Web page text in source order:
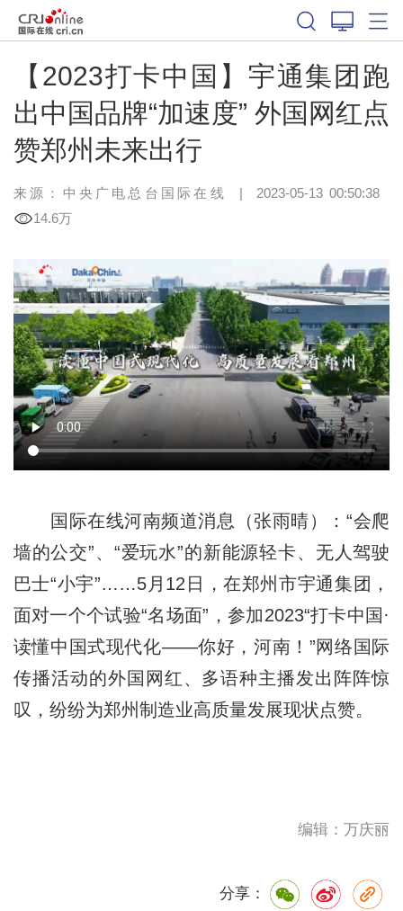
【2023打卡中国】宇通集团跑
出中国品牌“加速度” 外国网红点
赞郑州未来出行
来源：中央广电总台国际在线 | 2023-05-13 00:50:38
14.6万
国际在线河南频道消息（张雨晴）：“会爬
墙的公交”、“爱玩水”的新能源轻卡、无人驾驶
巴士“小宇”……5月12日，在郑州市宇通集团，
面对一个个试验“名场面”，参加2023“打卡中国·
读懂中国式现代化——你好，河南！”网络国际
传播活动的外国网红、多语种主播发出阵阵惊
叹，纷纷为郑州制造业高质量发展现状点赞。
编辑：万庆丽
分享：